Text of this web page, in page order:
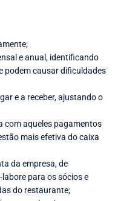
e anual, identificando
podem causar dificuldades
e a receber, ajustando o
com aqueles pagamentos
mais efetiva do caixa
da empresa, de
para os sócios e
do restaurante;